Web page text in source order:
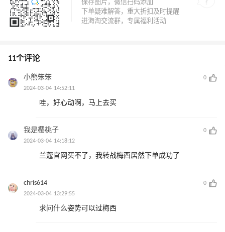
11个评论
小熊笨笨
0
2024-03-04 14:52:11
哇，好心动啊，马上去买
我是樱桃子
0
2024-03-04 14:18:12
兰蔻官网买不了，我转战梅西居然下单成功了
chris614
0
2024-03-04 13:29:55
求问什么姿势可以过梅西